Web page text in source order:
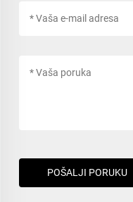
POŠALJI PORUKU